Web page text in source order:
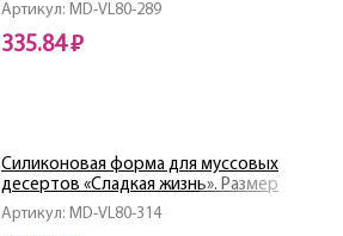
Артикул: MD-VL80-289
335.84 ₽
Артикул: MD-VL80-314
Силиконовая форма для муссовых
десертов «Сладкая жизнь». Размер
29,5х17х3см.